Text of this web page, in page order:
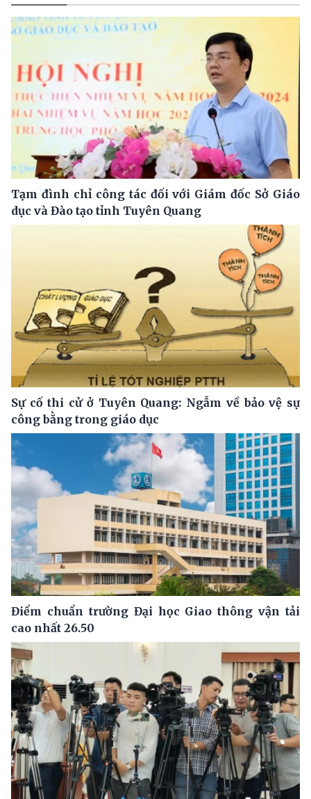
Tạm đình chỉ công tác đối với Giám đốc Sở Giáo
dục và Đào tạo tỉnh Tuyên Quang
Sự cố thi cử ở Tuyên Quang: Ngẫm về bảo vệ sự
công bằng trong giáo dục
Điểm chuẩn trường Đại học Giao thông vận tải
cao nhất 26.50